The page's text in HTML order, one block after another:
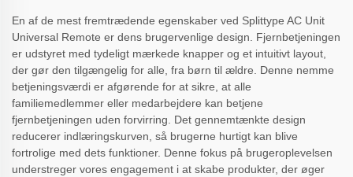
En af de mest fremtrædende egenskaber ved Splittype AC Unit
Universal Remote er dens brugervenlige design. Fjernbetjeningen
er udstyret med tydeligt mærkede knapper og et intuitivt layout,
der gør den tilgængelig for alle, fra børn til ældre. Denne nemme
betjeningsværdi er afgørende for at sikre, at alle
familiemedlemmer eller medarbejdere kan betjene
fjernbetjeningen uden forvirring. Det gennemtænkte design
reducerer indlæringskurven, så brugerne hurtigt kan blive
fortrolige med dets funktioner. Denne fokus på brugeroplevelsen
understreger vores engagement i at skabe produkter, der øger